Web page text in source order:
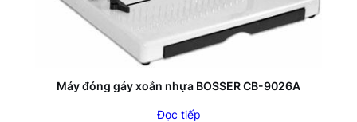
Máy đóng gáy xoắn nhựa BOSSER CB-9026A
Đọc tiếp